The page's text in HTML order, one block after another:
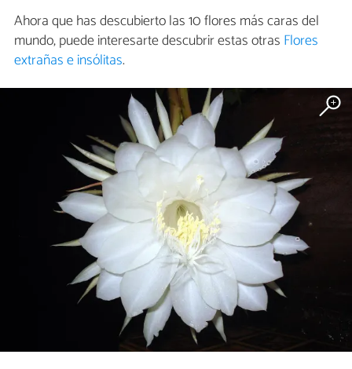
Ahora que has descubierto las 10 flores más caras del
mundo, puede interesarte descubrir estas otras Flores
extrañas e insólitas.